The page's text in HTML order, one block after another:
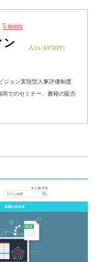
5 users
ン
ジョン実現型人事評価制度
でのセミナー、書籍の販売